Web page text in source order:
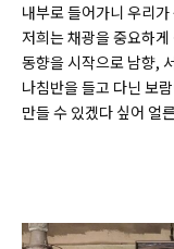
내부로 들어가니 우리
저희는 채광을 중요하
동향을 시작으로 남향,
나침반을 들고 다닌 보
만들 수 있겠다 싶어 얼